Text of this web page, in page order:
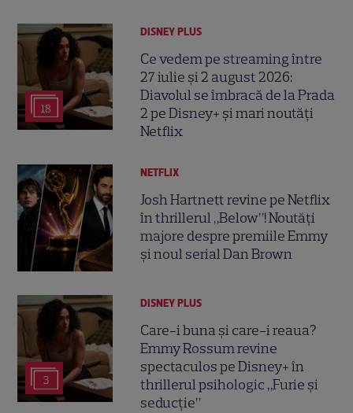
18
DISNEY PLUS
Ce vedem pe streaming între
27 iulie și 2 august 2026:
Diavolul se îmbracă de la Prada
2 pe Disney+ și mari noutăți
Netflix
NETFLIX
Josh Hartnett revine pe Netflix
în thrillerul „Below”! Noutăți
majore despre premiile Emmy
și noul serial Dan Brown
3
DISNEY PLUS
Care-i buna și care-i reaua?
Emmy Rossum revine
spectaculos pe Disney+ în
thrillerul psihologic „Furie și
seducție”